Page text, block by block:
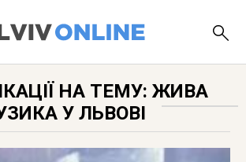
НА ТЕМУ: ЖИВА
У ЛЬВОВІ